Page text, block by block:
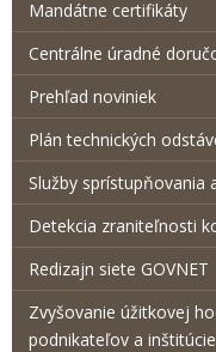
Mandátne certifikáty
Centrálne úradné
Prehľad noviniek
Plán technických
Služby sprístupňovania
Detekcia zraniteľnosti
Redizajn siete GOVNET
Zvyšovanie úžitkovej
podnikateľov a